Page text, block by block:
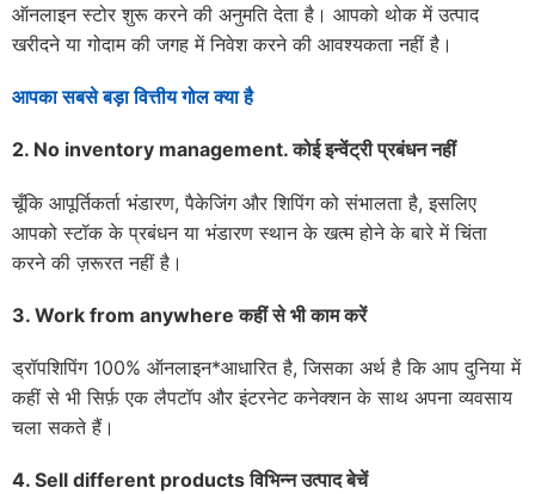
ऑनलाइन स्टोर शुरू करने की अनुमति देता है। आपको थोक में उत्पाद
खरीदने या गोदाम की जगह में निवेश करने की आवश्यकता नहीं है।
आपका सबसे बड़ा वित्तीय गोल क्या है
2. No inventory management. कोई इन्वेंट्री प्रबंधन नहीं
चूँकि आपूर्तिकर्ता भंडारण, पैकेजिंग और शिपिंग को संभालता है, इसलिए
आपको स्टॉक के प्रबंधन या भंडारण स्थान के खत्म होने के बारे में चिंता
करने की ज़रूरत नहीं है।
3. Work from anywhere कहीं से भी काम करें
ड्रॉपशिपिंग 100% ऑनलाइन*आधारित है, जिसका अर्थ है कि आप दुनिया में
कहीं से भी सिर्फ़ एक लैपटॉप और इंटरनेट कनेक्शन के साथ अपना व्यवसाय
चला सकते हैं।
4. Sell ​​​​different productsविभिन्न उत्पाद बेचें